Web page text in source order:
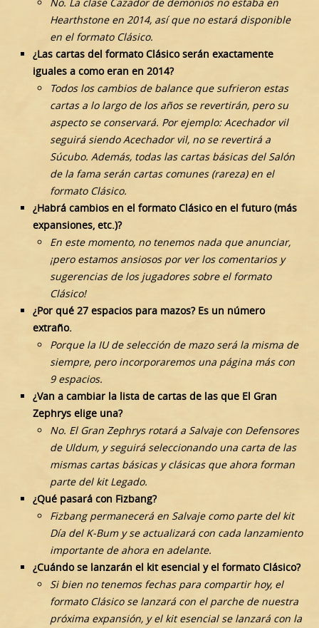
Hearthstone en 2014, así que no estará disponible
en el formato Clásico.
¿Las cartas del formato Clásico serán exactamente
iguales a como eran en 2014?
Todos los cambios de balance que sufrieron estas
cartas a lo largo de los años se revertirán, pero su
aspecto se conservará. Por ejemplo: Acechador vil
seguirá siendo Acechador vil, no se revertirá a
Súcubo. Además, todas las cartas básicas del Salón
de la fama serán cartas comunes (rareza) en el
formato Clásico.
¿Habrá cambios en el formato Clásico en el futuro (más
expansiones, etc.)?
En este momento, no tenemos nada que anunciar,
¡pero estamos ansiosos por ver los comentarios y
sugerencias de los jugadores sobre el formato
Clásico!
¿Por qué 27 espacios para mazos? Es un número
extraño.
Porque la IU de selección de mazo será la misma de
siempre, pero incorporaremos una página más con
9 espacios.
¿Van a cambiar la lista de cartas de las que El Gran
Zephrys elige una?
No. El Gran Zephrys rotará a Salvaje con Defensores
de Uldum, y seguirá seleccionando una carta de las
mismas cartas básicas y clásicas que ahora forman
parte del kit Legado.
¿Qué pasará con Fizbang?
Fizbang permanecerá en Salvaje como parte del kit
Día del K-Bum y se actualizará con cada lanzamiento
importante de ahora en adelante.
¿Cuándo se lanzarán el kit esencial y el formato Clásico?
Si bien no tenemos fechas para compartir hoy, el
formato Clásico se lanzará con el parche de nuestra
próxima expansión, y el kit esencial se lanzará con la